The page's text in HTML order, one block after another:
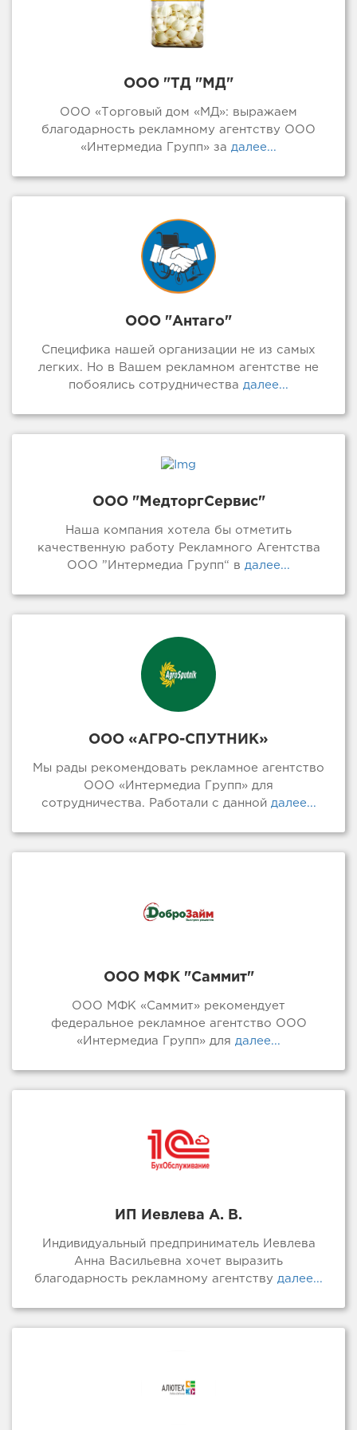
ООО "ТД "МД"
ООО «Торговый дом «МД»: выражаем
благодарность рекламному агентству ООО
«Интермедиа Групп» за далее...
ООО "Антаго"
Специфика нашей организации не из самых
легких. Но в Вашем рекламном агентстве не
побоялись сотрудничества далее...
ООО "МедторгСервис"
Наша компания хотела бы отметить
качественную работу Рекламного Агентства
ООО ”Интермедиа Групп“ в далее...
ООО «АГРО-СПУТНИК»
Мы рады рекомендовать рекламное агентство
ООО «Интермедиа Групп» для
сотрудничества. Работали с даннойдалее...
ООО МФК "Саммит"
ООО МФК «Саммит» рекомендует
федеральное рекламное агентство ООО
«Интермедиа Групп» для далее...
ИП Иевлева А. В.
Индивидуальный предприниматель Иевлева
Анна Васильевна хочет выразить
благодарность рекламному агентству далее...